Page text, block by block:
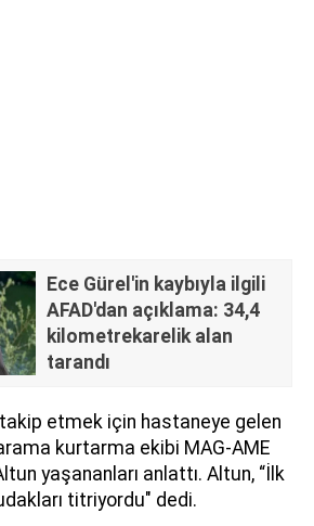
Ece Gürel'in kaybıyla ilgili
AFAD'dan açıklama: 34,4
kilometrekarelik alan
tarandı
etmek için hastaneye gelen
kurtarma ekibi MAG-AME
yaşananları anlattı. Altun, “İlk
titriyordu" dedi.